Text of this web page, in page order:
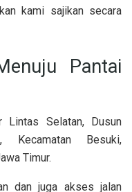
kami sajikan secara
Pantai
Lintas Selatan, Dusun
Kecamatan Besuki,
Timur.
dan juga akses jalan